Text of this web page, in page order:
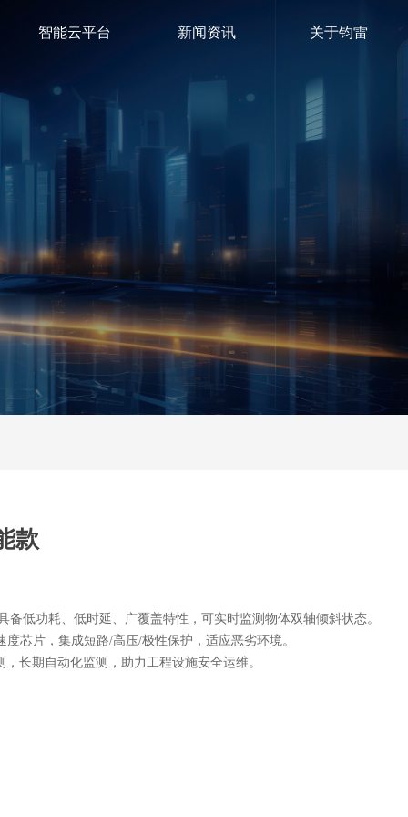
智能云平台 新闻资讯 关于钧雷
款
备低功耗、低时延、广覆盖特性，可实时监测物体双轴倾斜状态。
芯片，集成短路/高压/极性保护，适应恶劣环境。
长期自动化监测，助力工程设施安全运维。